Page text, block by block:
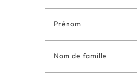
de contact
en bas de
page